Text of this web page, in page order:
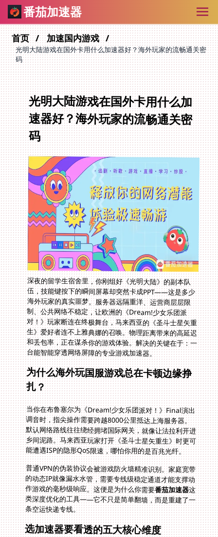
番茄加速器
首页 加速国内游戏
光明大陆游戏在国外卡用什么加速器好？海外玩家的流畅通关密
码
光明大陆游戏在国外卡用什么加
速器好？海外玩家的流畅通关密
码
深夜的留学生宿舍里，你刚组好《光明大陆》的副本队
伍，技能键按下的瞬间屏幕却突然卡成PPT——这是多少
海外玩家的真实噩梦。服务器远隔重洋、运营商层层限
制、公共网络不稳定，让欧洲的《Dream!少女乐团派
对！》玩家断连在终极舞台，马来西亚的《圣斗士星矢重
生》爱好者连不上雅典娜的召唤。物理距离带来的高延迟
和丢包率，正在谋杀你的游戏体验。解决的关键在于：一
台能智能穿透网络屏障的专业游戏加速器。
为什么海外玩国服游戏总在卡顿边缘挣
扎？
当你在布鲁塞尔为《Dream!少女乐团派对！》Final演出
调音时，指尖操作需要跨越8000公里抵达上海服务器。
默认网络路线往往绕经拥堵国际网关，就像让法拉利开进
乡间泥路。马来西亚玩家打开《圣斗士星矢重生》时更可
能遭遇ISP的隐形QoS限速，哪怕你用的是百兆光纤。
普通VPN的伪装协议会被游戏防火墙精准识别。家庭宽带
的动态IP就像漏水水管，需要专线级稳定通道才能支撑动
作游戏的毫秒级响应。这便是为什么你需要番茄加速器这
类深度优化的工具——它不只是简单翻墙，而是重建了一
条空运快递专线。
选加速器要看透的五大核心维度